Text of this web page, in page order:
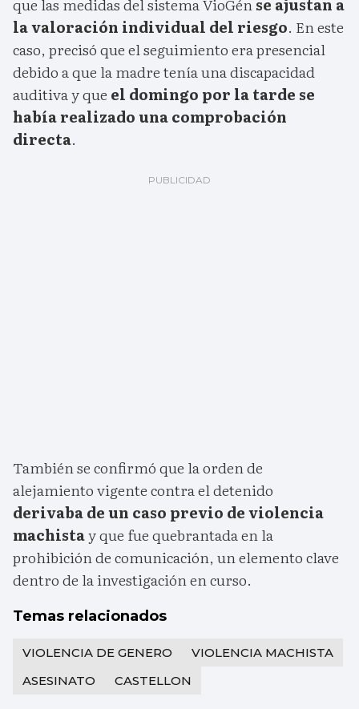
que las medidas del sistema VioGénse ajustan a
la valoración individual del riesgo. En este
caso, precisó que el seguimiento era presencial
debido a que la madre tenía una discapacidad
auditiva y que el domingo por la tarde se
había realizado una comprobación
directa.
También se confirmó que la orden de
alejamiento vigente contra el detenido
derivaba de un caso previo de violencia
machistay que fue quebrantada en la
prohibición de comunicación, un elemento clave
dentro de la investigación en curso.
Temas relacionados
VIOLENCIA DE GENERO
VIOLENCIA MACHISTA
ASESINATO
CASTELLON